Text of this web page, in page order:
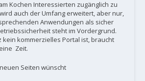
Kochen Interessierten zugänglich zu
auch der Umfang erweitert, aber nur,
Anwendungen als sicher
steht im Vordergrund.
kein kommerzielles Portal ist, braucht
Zeit.
Seiten wünscht